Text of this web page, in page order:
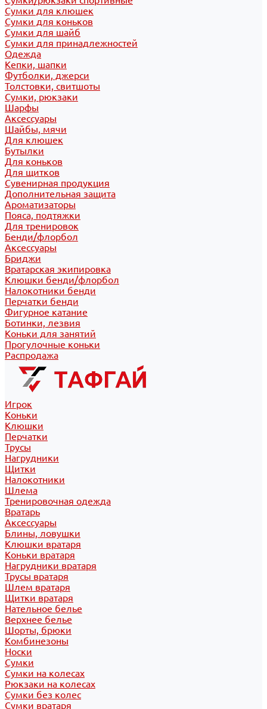
Сумки для клюшек
Сумки для коньков
Сумки для шайб
Сумки для принадлежностей
Одежда
Кепки, шапки
Футболки, джерси
Толстовки, свитшоты
Сумки, рюкзаки
Шарфы
Аксессуары
Шайбы, мячи
Для клюшек
Бутылки
Для коньков
Для щитков
Сувенирная продукция
Дополнительная защита
Ароматизаторы
Пояса, подтяжки
Для тренировок
Бенди/флорбол
Аксессуары
Бриджи
Вратарская экипировка
Клюшки бенди/флорбол
Налокотники бенди
Перчатки бенди
Фигурное катание
Ботинки, лезвия
Коньки для занятий
Прогулочные коньки
Распродажа
Игрок
Коньки
Клюшки
Перчатки
Трусы
Нагрудники
Щитки
Налокотники
Шлема
Тренировочная одежда
Вратарь
Аксессуары
Блины, ловушки
Клюшки вратаря
Коньки вратаря
Нагрудники вратаря
Трусы вратаря
Шлем вратаря
Щитки вратаря
Нательное белье
Верхнее белье
Шорты, брюки
Комбинезоны
Носки
Сумки
Сумки на колесах
Рюкзаки на колесах
Сумки без колес
Сумки вратаря